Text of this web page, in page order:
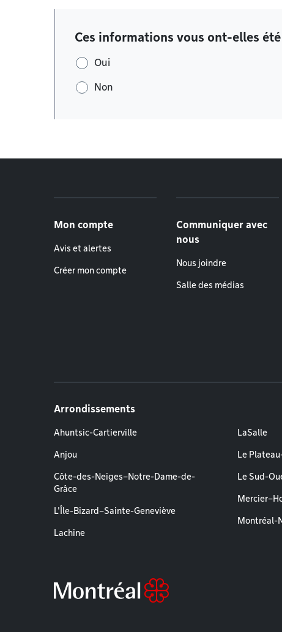
Ces informations vous ont-elles
Oui
Non
Mon compte
Avis et alertes
Créer mon compte
Communiquer avec
nous
Nous joindre
Salle des médias
Arrondissements
Ahuntsic-Cartierville
Anjou
Côte-des-Neiges–Notre-Dame-de-
Grâce
L'Île-Bizard–Sainte-Geneviève
Lachine
LaSalle
Le
Le Sud-
Montréal-